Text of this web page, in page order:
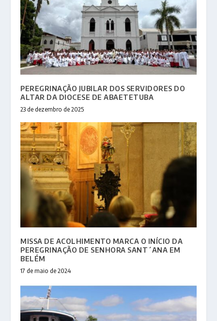
PEREGRINAÇÃO JUBILAR DOS SERVIDORES DO
ALTAR DA DIOCESE DE ABAETETUBA
23 de dezembro de 2025
MISSA DE ACOLHIMENTO MARCA O INÍCIO DA
PEREGRINAÇÃO DE SENHORA SANT´ANA EM
BELÉM
17 de maio de 2024